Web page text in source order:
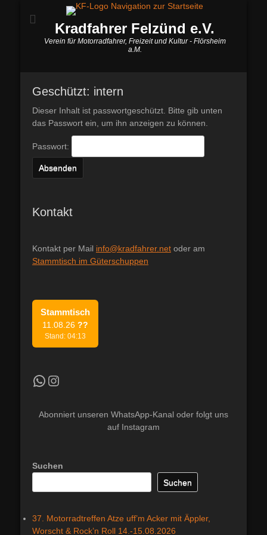
Kradfahrer Felzünd e.V.
Verein für Motorradfahrer, Freizeit und Kultur - Flörsheim
a.M.
Geschützt: intern
Dieser Inhalt ist passwortgeschützt. Bitte gib unten
das Passwort ein, um ihn anzeigen zu können.
Passwort:
Kontakt
Kontakt per Mail info@kradfahrer.net oder am
Stammtisch im Güterschuppen
Stammtisch
11.08.26 ??
Stand: 04:13
Kradfahrer WhatsApp KanalInstagram
Abonniert unseren WhatsApp-Kanal oder folgt uns
auf Instagram
Suchen
Suchen
37. Motorradtreffen Atze uff’m Acker mit Äppler,
Worscht & Rock’n Roll 14.-15.08.2026